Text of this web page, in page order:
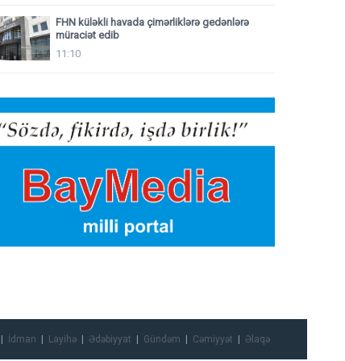
FHN küləkli havada çimərliklərə gedənlərə
müraciət edib
11:10
İdman Layihə Ədəbiyyat Gündəm Cəmiyyət Əlaqə